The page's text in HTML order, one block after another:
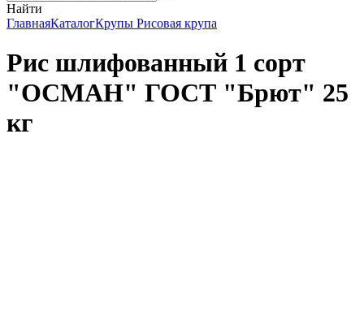
Найти
ГлавнаяКаталогКрупы Рисовая крупа
Рис шлифованный 1 сорт
"ОСМАН" ГОСТ "Брют" 25
кг